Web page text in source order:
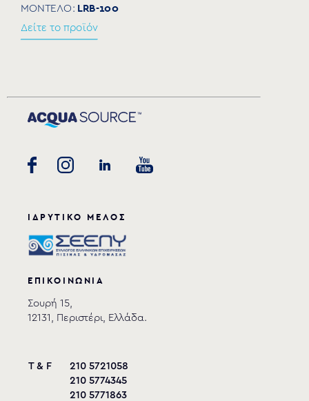
ΜΟΝΤΕΛΟ: LRB-100
Δείτε το προϊόν
ΙΔΡΥΤΙΚΟ ΜΕΛΟΣ
ΕΠΙΚΟΙΝΩΝΙΑ
Σουρή 15,
12131, Περιστέρι, Ελλάδα.
T & F
210 5721058
210 5774345
210 5771863